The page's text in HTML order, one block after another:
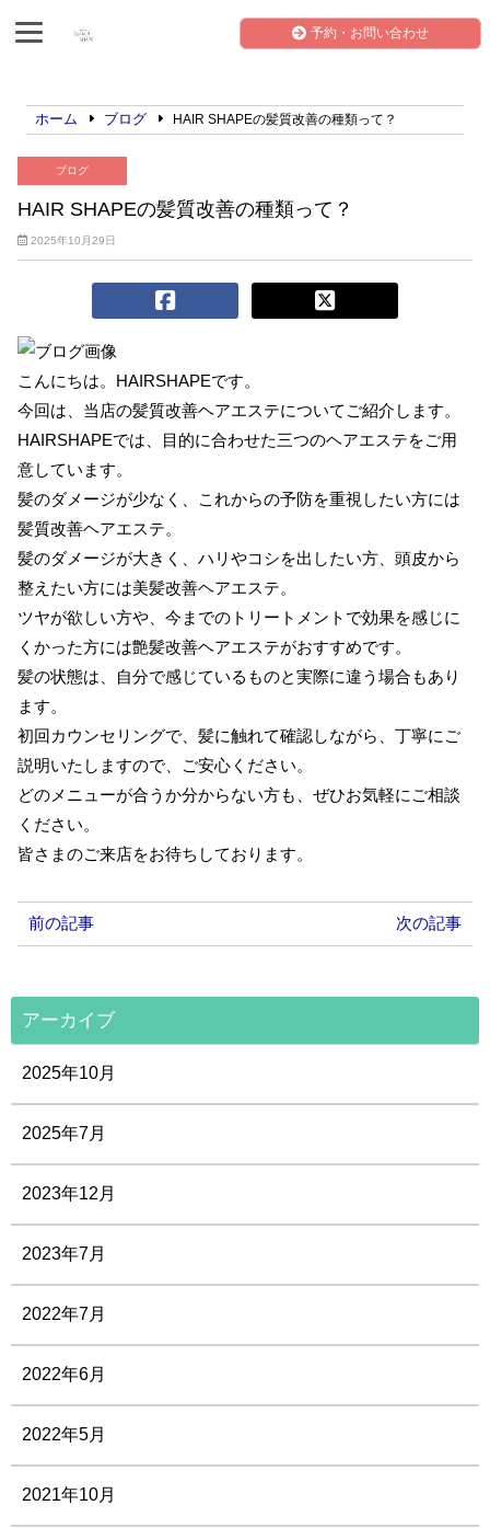
予約・お問い合わせ
ホーム ブログ HAIR SHAPEの髪質改善の種類って？
ブログ
HAIR SHAPEの髪質改善の種類って？
2025年10月29日
こんにちは。HAIRSHAPEです。
今回は、当店の髪質改善ヘアエステについてご紹介します。
HAIRSHAPEでは、目的に合わせた三つのヘアエステをご用
意しています。
髪のダメージが少なく、これからの予防を重視したい方には
髪質改善ヘアエステ。
髪のダメージが大きく、ハリやコシを出したい方、頭皮から
整えたい方には美髪改善ヘアエステ。
ツヤが欲しい方や、今までのトリートメントで効果を感じに
くかった方には艶髪改善ヘアエステがおすすめです。
髪の状態は、自分で感じているものと実際に違う場合もあり
ます。
初回カウンセリングで、髪に触れて確認しながら、丁寧にご
説明いたしますので、ご安心ください。
どのメニューが合うか分からない方も、ぜひお気軽にご相談
ください。
皆さまのご来店をお待ちしております。
前の記事 次の記事
アーカイブ
2025年10月
2025年7月
2023年12月
2023年7月
2022年7月
2022年6月
2022年5月
2021年10月